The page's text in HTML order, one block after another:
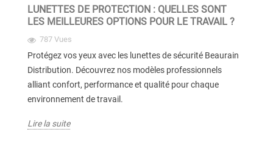
LUNETTES DE PROTECTION : QUELLES SONT
LES MEILLEURES OPTIONS POUR LE TRAVAIL ?
787 Vues
Protégez vos yeux avec les lunettes de sécurité Beaurain
Distribution. Découvrez nos modèles professionnels
alliant confort, performance et qualité pour chaque
environnement de travail.
Lire la suite